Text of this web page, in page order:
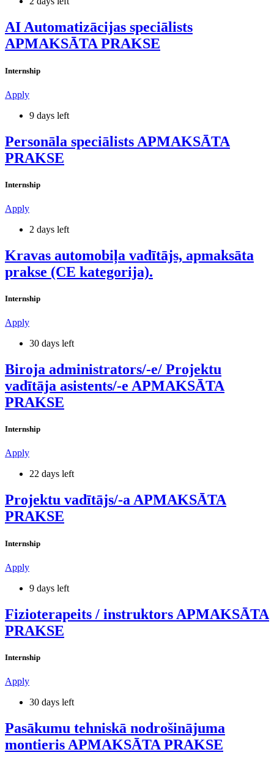
AI Automatizācijas speciālists
APMAKSĀTA PRAKSE
Internship
Apply
9 days left
Personāla speciālists APMAKSĀTA
PRAKSE
Internship
Apply
2 days left
Kravas automobiļa vadītājs, apmaksāta
prakse (CE kategorija).
Internship
Apply
30 days left
Biroja administrators/-e/ Projektu
vadītāja asistents/-e APMAKSĀTA
PRAKSE
Internship
Apply
22 days left
Projektu vadītājs/-a APMAKSĀTA
PRAKSE
Internship
Apply
9 days left
Fizioterapeits / instruktors APMAKSĀTA
PRAKSE
Internship
Apply
30 days left
Pasākumu tehniskā nodrošinājuma
montieris APMAKSĀTA PRAKSE